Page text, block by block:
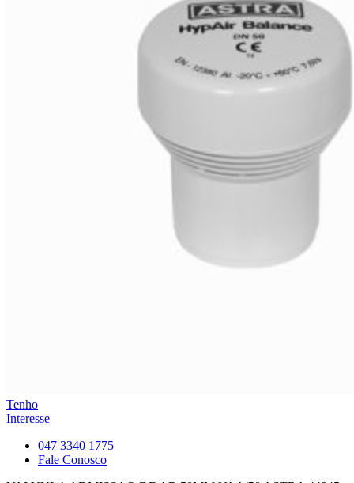
Tenho
Interesse
047 3340 1775
Fale Conosco